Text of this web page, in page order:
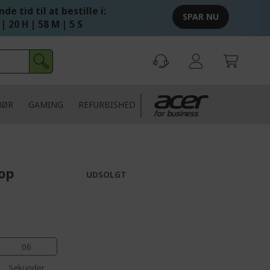
tid til at bestille i:
| 20 H | 58 M | 5 S
SPAR NU
GAMING REFURBISHED
06
Sekunder
UDSOLGT